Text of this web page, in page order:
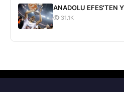
ANADOLU EFES'TEN
31.1K